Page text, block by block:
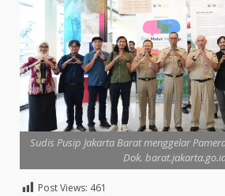
Sudis Pusip Jakarta Barat menggelar
Dok.
Post Views: 461